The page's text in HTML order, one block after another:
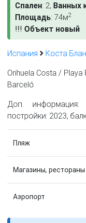
Спален: 2, Ванных
Площадь: 74м2
!!! Объект новый
Испания Коста
Orihuela Costa / Playa
Barceló
Доп.
постройки: 2023,
Пляж
Магазины, рестораны
Аэропорт